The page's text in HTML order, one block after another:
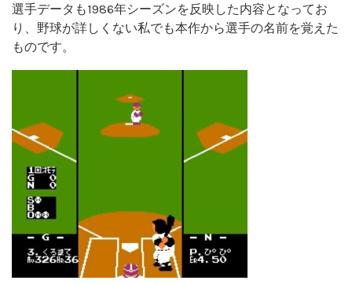
選手データも1986年シーズンを反映した内容となってお
り、野球が詳しくない私でも本作から選手の名前を覚えた
ものです。